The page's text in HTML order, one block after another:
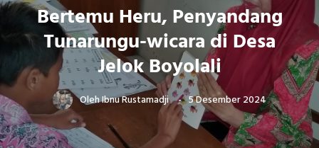
Bertemu Heru, Penyandang
Tunarungu-wicara di Desa
Jelok Boyolali
OlehIbnu Rustamadji 5 Desember 2024